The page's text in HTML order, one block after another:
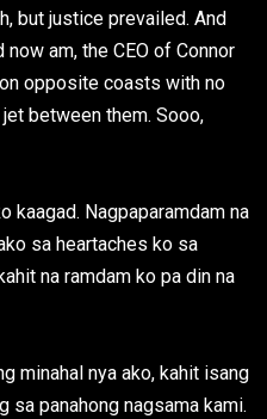
but justice prevailed. And
am, the CEO of Connor
opposite coasts with no
between them. Sooo,
kaagad. Nagpaparamdam na
sa heartaches ko sa
na ramdam ko pa din na
minahal nya ako, kahit isang
panahong nagsama kami.